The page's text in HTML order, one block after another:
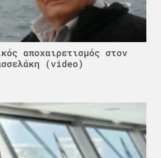
αποχαιρετισμός στον
(video)